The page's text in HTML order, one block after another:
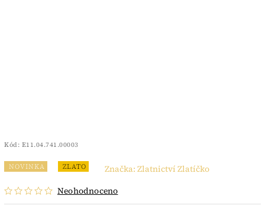
Kód: E11.04.741.00003
NOVINKA ZLATO
Neohodnoceno
Značka: Zlatnictví Zlatíčko